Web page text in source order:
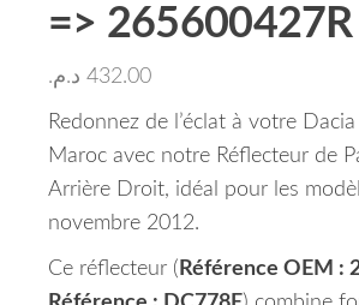
=> 265600427R
432.00 د.م.
Redonnez de l’éclat à votre
Maroc avec notre Réflecteur de
Arrière Droit, idéal pour les
novembre 2012.
Ce réflecteur ( Référence OEM :